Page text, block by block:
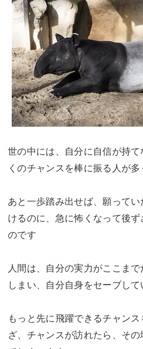
世の中には、自分に自信が持
くのチャンスを棒に振る人が多
あと一歩踏み出せば、願って
けるのに、急に怖くなって後ず
のです
人間は、自分の実力がここま
しまい、自分自身をセーブして
もっと先に飛躍できるチャン
ざ、チャンスが訪れたら、その